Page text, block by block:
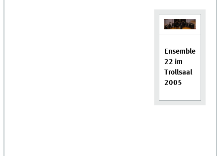
Ensemble
22 im
Trollsaal
2005